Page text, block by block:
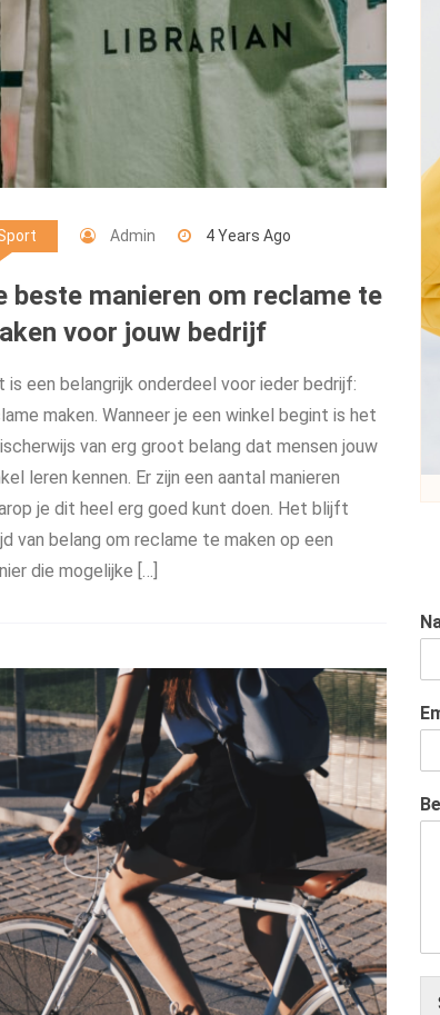
Admin 4 Years Ago
beste manieren om reclame te
voor jouw bedrijf
is een belangrijk onderdeel voor ieder bedrijf:
maken. Wanneer je een winkel begint is het
van erg groot belang dat mensen jouw
leren kennen. Er zijn een aantal manieren
je dit heel erg goed kunt doen. Het blijft
van belang om reclame te maken op een
die mogelijke […]